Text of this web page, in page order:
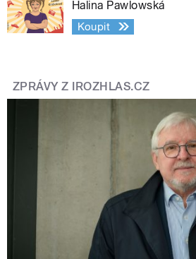
Halina Pawlowská
Koupit
ZPRÁVY Z IROZHLAS.CZ